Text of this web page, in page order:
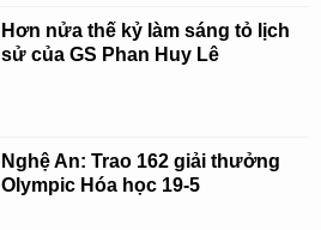
Hơn nửa thế kỷ làm sáng tỏ lịch
sử của GS Phan Huy Lê
Nghệ An: Trao 162 giải thưởng
Olympic Hóa học 19-5